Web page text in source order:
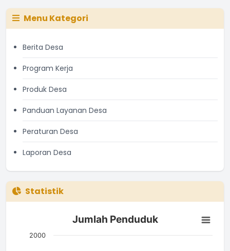
Menu Kategori
Berita Desa
Program Kerja
Produk Desa
Panduan Layanan Desa
Peraturan Desa
Laporan Desa
Statistik
Jumlah Penduduk
Bar chart with 3 bars.
The chart has 1 X axis displaying categories.
Jumlah Penduduk
2000